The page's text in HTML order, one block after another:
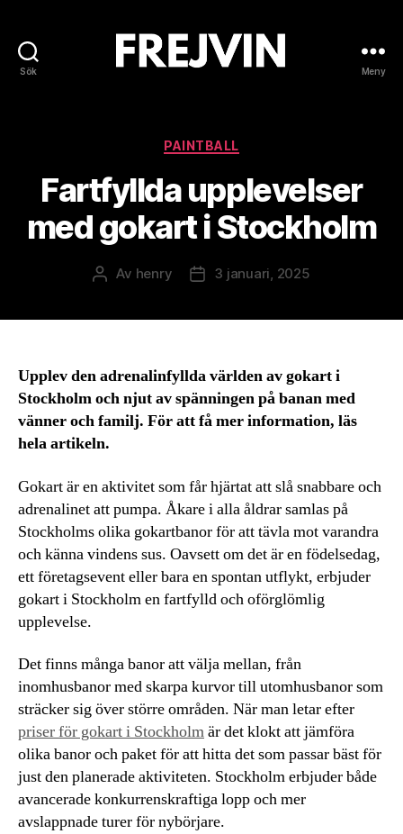
Sök Meny
Kategorier
PAINTBALL
Fartfyllda upplevelser
med gokart i Stockholm
Inläggsförfattare
Av henry Inläggsdatum
3 januari, 2025
Upplev den adrenalinfyllda världen av gokart i
Stockholm och njut av spänningen på banan med
vänner och familj. För att få mer information, läs
hela artikeln.
Gokart är en aktivitet som får hjärtat att slå snabbare och
adrenalinet att pumpa. Åkare i alla åldrar samlas på
Stockholms olika gokartbanor för att tävla mot varandra
och känna vindens sus. Oavsett om det är en födelsedag,
ett företagsevent eller bara en spontan utflykt, erbjuder
gokart i Stockholm en fartfylld och oförglömlig
upplevelse.
Det finns många banor att välja mellan, från
inomhusbanor med skarpa kurvor till utomhusbanor som
sträcker sig över större områden. När man letar efter
priser för gokart i Stockholmär det klokt att jämföra
olika banor och paket för att hitta det som passar bäst för
just den planerade aktiviteten. Stockholm erbjuder både
avancerade konkurrenskraftiga lopp och mer
avslappnade turer för nybörjare.